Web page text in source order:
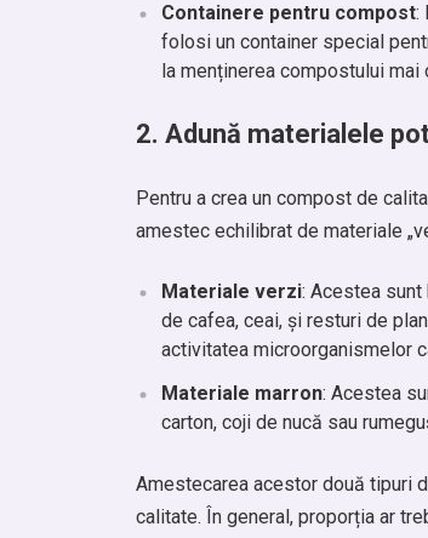
Containere pentru compost:
folosi un container special
la menținerea compostului
2. Adună materialele
Pentru a crea un compost de
amestec echilibrat de materiale
Materiale verzi: Acestea
de cafea, ceai, și resturi de
activitatea microorganismelor
Materiale marron: Acestea
carton, coji de nucă sau
Amestecarea acestor două tipuri
calitate. În general, proporția ar